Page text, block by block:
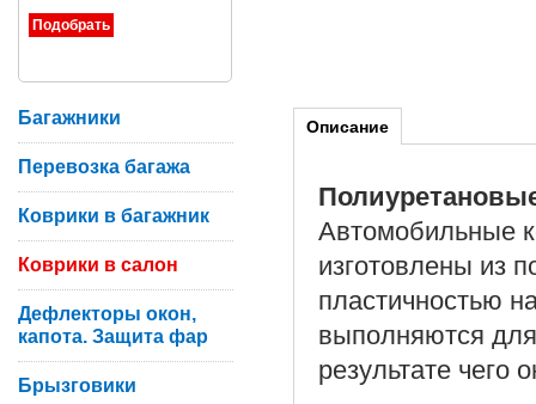
Описание
Автомобильные
изготовлены из
пластичностью
выполняются
результате чего
Багажники
Перевозка багажа
Коврики в багажник
Коврики в салон
Дефлекторы окон,
капота. Защита фар
Брызговики